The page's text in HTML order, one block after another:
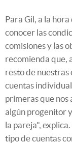
Para Gil, a la
conocer las
comisiones y las
recomienda que,
resto de nuestras
cuentas
primeras que nos
algún progenitor
la pareja",
tipo de cuentas